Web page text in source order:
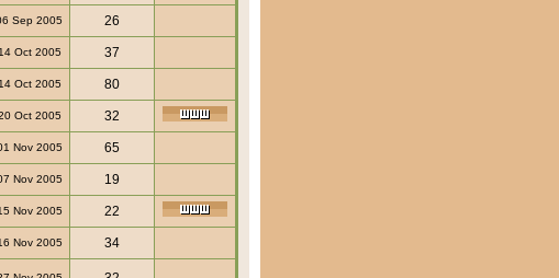
Sep 2005 26
14 Oct 2005 37
14 Oct 2005 80
Oct 2005 32
Nov 2005 65
Nov 2005 19
Nov 2005 22
Nov 2005 34